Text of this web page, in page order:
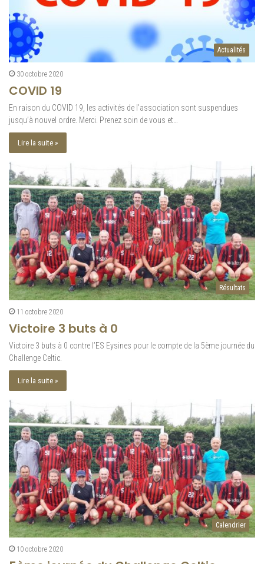
Actualités
30 octobre 2020
COVID 19
En raison du COVID 19, les activités de l’association sont suspendues
jusqu’à nouvel ordre. Merci. Prenez soin de vous et…
Lire la suite »
Résultats
11 octobre 2020
Victoire 3 buts à 0
Victoire 3 buts à 0 contre l’ES Eysines pour le compte de la 5ème journée du
Challenge Celtic.
Lire la suite »
Calendrier
10 octobre 2020